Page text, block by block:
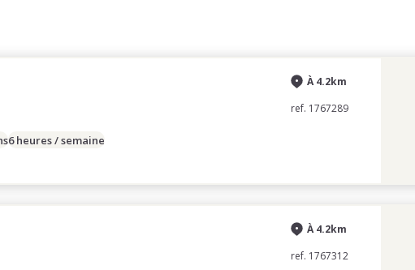
À 4.2km
ref. 1767289
6 heures / semaine
À 4.2km
ref. 1767312